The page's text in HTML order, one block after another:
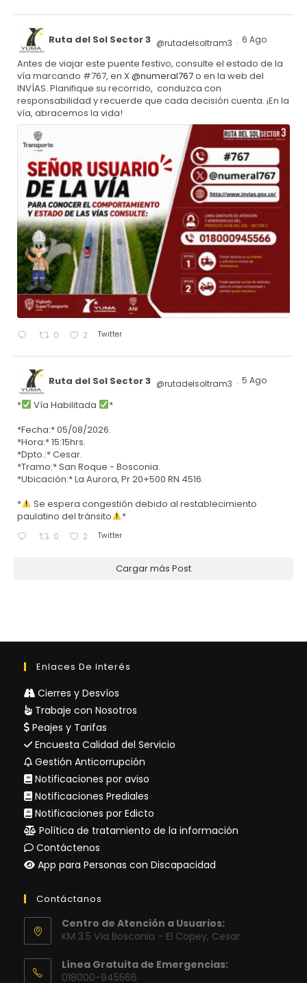
Ruta del Sol Sector 3 @rutadelsoltram3 · 6 Ago
Antes de viajar este puente festivo, consulte el estado de la
vía marcando #767, en X@numeral767o en la web del
INVÍAS. Planifique su recorrido, conduzca con
responsabilidad y recuerde que cada decisión cuenta. ¡En la
vía, abracemos la vida!
0 2 Twitter
Ruta del Sol Sector 3 @rutadelsoltram3 · 5 Ago
* Vía Habilitada
*
*Fecha:* 05/08/2026.
*Hora:* 15:15hrs.
*Dpto.:* Cesar.
*Tramo:* San Roque - Bosconia.
*Ubicación:* La Aurora, Pr 20+500 RN 4516.
*
Se espera congestión debido al restablecimiento
paulatino del tránsito
*
0 2 Twitter
Cargar más Post
Enlaces De Interés
Cierres y Desvíos
Trabaje con Nosotros
Peajes y Tarifas
Encuesta Calidad del Servicio
Gestión Anticorrupción
Notificaciones por aviso
Notificaciones Prediales
Notificaciones por Edicto
Política de tratamiento de la información
Contáctenos
App para Personas con Discapacidad
Contáctanos
Centro de Atención a Usuarios:
KM 3.5 Vía Bosconia - El Copey, Cesar
Línea Gratuita de Emergencias:
018000-945566